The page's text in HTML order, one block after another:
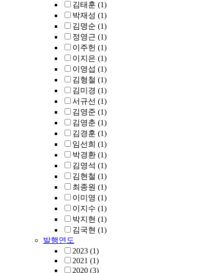
김태훈 (1)
박재성 (1)
김명순 (1)
정영근 (1)
이주헌 (1)
이지은 (1)
이영섭 (1)
김형철 (1)
김미경 (1)
서규선 (1)
김영준 (1)
김영춘 (1)
김경훈 (1)
임선희 (1)
박경환 (1)
김영석 (1)
김현철 (1)
최종원 (1)
이미영 (1)
이지수 (1)
박지현 (1)
김국현 (1)
발행연도
2023 (1)
2021 (1)
2020 (3)